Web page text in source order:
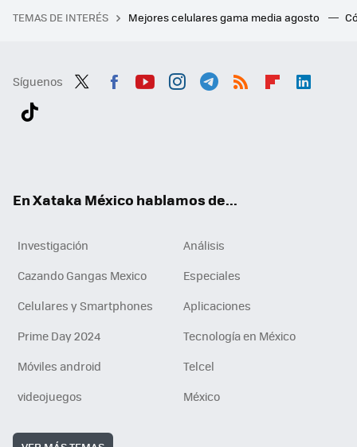
TEMAS DE INTERÉS Mejores celulares gama media agosto
Síguenos
En Xataka México hablamos de...
Investigación
Análisis
Cazando Gangas Mexico
Especiales
Celulares y Smartphones
Aplicaciones
Prime Day 2024
Tecnología en México
Móviles android
Telcel
videojuegos
México